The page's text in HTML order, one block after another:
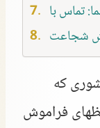
شجاعت
که
فراموش